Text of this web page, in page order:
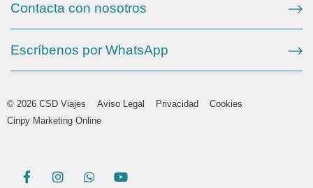
Contacta con nosotros
Escríbenos por WhatsApp
© 2026 CSD Viajes Aviso Legal Privacidad
Cookies
Cinpy Marketing Online
F
a
I
n
W
h
Y
o